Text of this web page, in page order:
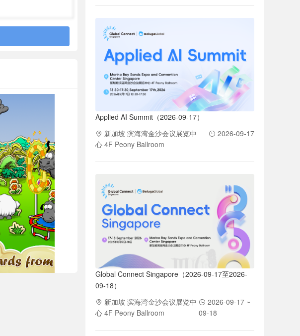
Applied AI Summit（2026-09-17）
新加坡 滨海湾金沙会议展览中
心 4F Peony Ballroom
2026-09-17
Global Connect Singapore（2026-09-17至2026-
09-18）
新加坡 滨海湾金沙会议展览中
心 4F Peony Ballroom
2026-09-17 ~
09-18